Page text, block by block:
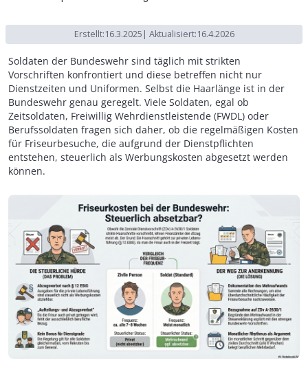
Erstellt:16.3.2025 | Aktualisiert:16.4.2026
Soldaten der Bundeswehr sind täglich mit strikten
Vorschriften konfrontiert und diese betreffen nicht nur
Dienstzeiten und Uniformen. Selbst die Haarlänge ist in der
Bundeswehr genau geregelt. Viele Soldaten, egal ob
Zeitsoldaten, Freiwillig Wehrdienstleistende (FWDL) oder
Berufssoldaten fragen sich daher, ob die regelmäßigen Kosten
für Friseurbesuche, die aufgrund der Dienstpflichten
entstehen, steuerlich als Werbungskosten abgesetzt werden
können.